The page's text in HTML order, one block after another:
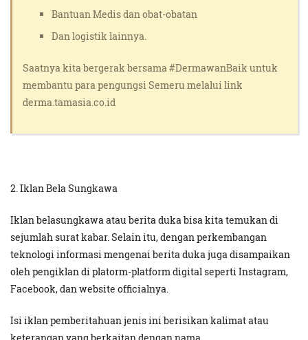
Bantuan Medis dan obat-obatan
Dan logistik lainnya.
Saatnya kita bergerak bersama #DermawanBaik untuk
membantu para pengungsi Semeru melalui link
derma.tamasia.co.id
2. Iklan Bela Sungkawa
Iklan belasungkawa atau berita duka bisa kita temukan di
sejumlah surat kabar. Selain itu, dengan perkembangan
teknologi informasi mengenai berita duka juga disampaikan
oleh pengiklan di platorm-platform digital seperti Instagram,
Facebook, dan website officialnya.
Isi iklan pemberitahuan jenis ini berisikan kalimat atau